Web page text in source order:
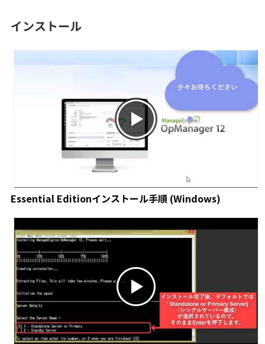
インストール
Essential Editionインストール手順 (Windows)